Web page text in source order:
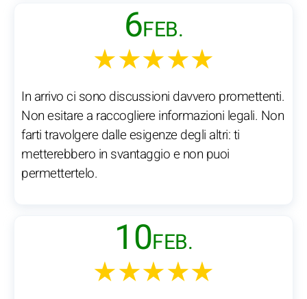
6FEB.
★★★★★
In arrivo ci sono discussioni davvero promettenti.
Non esitare a raccogliere informazioni legali. Non
farti travolgere dalle esigenze degli altri: ti
metterebbero in svantaggio e non puoi
permettertelo.
10FEB.
★★★★★